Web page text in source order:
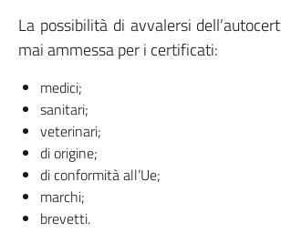
La possibilità di avvalersi
mai ammessa per i certificati:
medici;
sanitari;
veterinari;
di origine;
di conformità all’Ue;
marchi;
brevetti.